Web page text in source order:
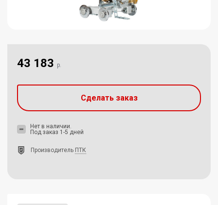
43 183 р.
Сделать заказ
Нет в наличии.
Под заказ 1-5 дней
Производитель ПТК